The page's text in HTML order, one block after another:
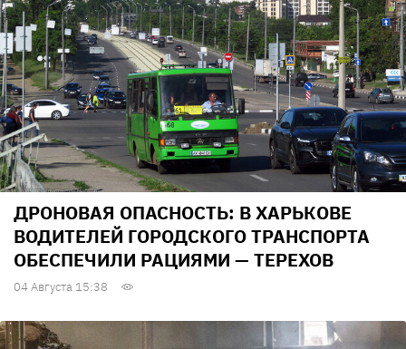
ДРОНОВАЯ ОПАСНОСТЬ: В ХАРЬКОВЕ
ВОДИТЕЛЕЙ ГОРОДСКОГО ТРАНСПОРТА
ОБЕСПЕЧИЛИ РАЦИЯМИ — ТЕРЕХОВ
04 Августа 15:38